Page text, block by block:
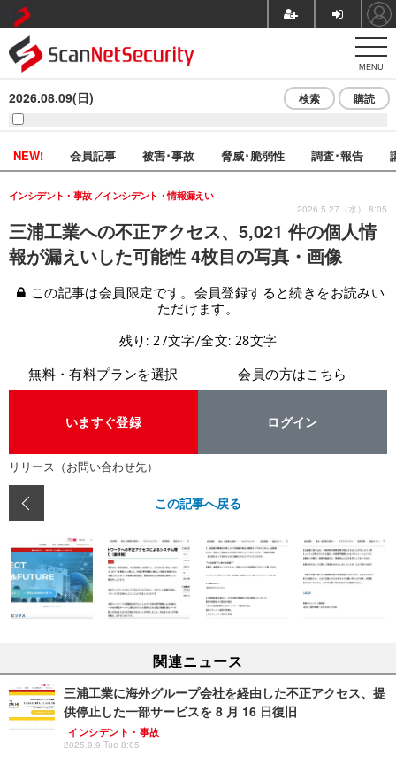
MENU
2026.08.09(日) 検索 購読
NEW! 会員記事 被害･事故 脅威･脆弱性 調査･報告
三浦工業への不正アクセス、5,021 件の個人情
報が漏えいした可能性 4枚目の写真・画像
インシデント・事故 インシデント・情報漏えい
2026.5.27（水） 8:05
この記事は会員限定です。会員登録すると続きをお読みい
ただけます。
残り: 27文字/全文: 28文字
無料・有料プランを選択
いますぐ登録
会員の方はこちら
ログイン
リリース（お問い合わせ先）
この記事へ戻る
関連ニュース
三浦工業に海外グループ会社を経由した不正アクセス、提
供停止した一部サービスを 8 月 16 日復旧
インシデント・事故
2025.9.9 Tue 8:05